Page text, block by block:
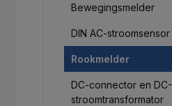
Bewegingsmelder
DIN AC-stroomsensor
Rookmelder
DC-connector en DC-
stroomtransformator